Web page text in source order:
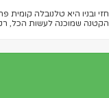
חזי ובניו היא טלנובלה
הקטנה שמוכנה לעשות הכל,